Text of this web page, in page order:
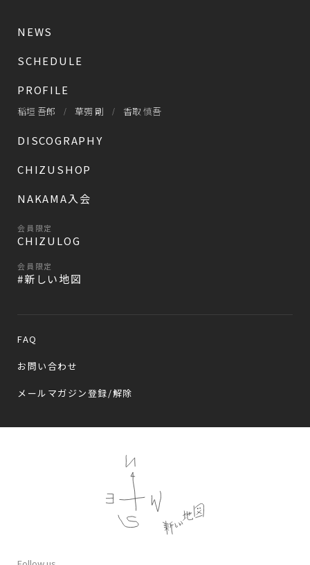
NEWS
SCHEDULE
PROFILE
稲垣 吾郎 草彅 剛 香取 慎吾
DISCOGRAPHY
CHIZUSHOP
NAKAMA入会
会員限定
CHIZULOG
会員限定
#新しい地図
FAQ
お問い合わせ
メールマガジン登録/解除